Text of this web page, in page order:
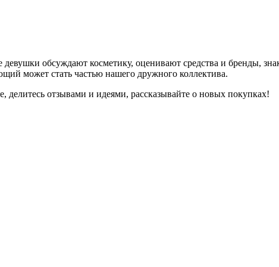
девушки обсуждают косметику, оценивают средства и бренды,
может стать частью нашего дружного коллектива.
делитесь отзывами и идеями, рассказывайте о новых покупках!